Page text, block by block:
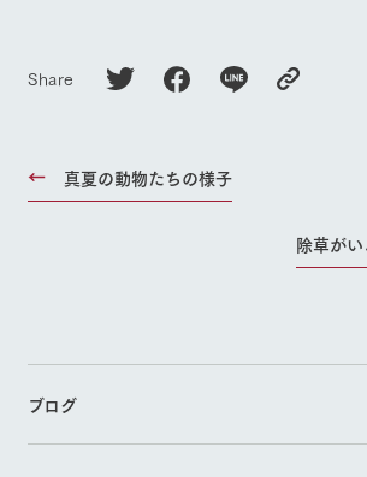
Share
真夏の動物たちの様子
除草が
ブログ